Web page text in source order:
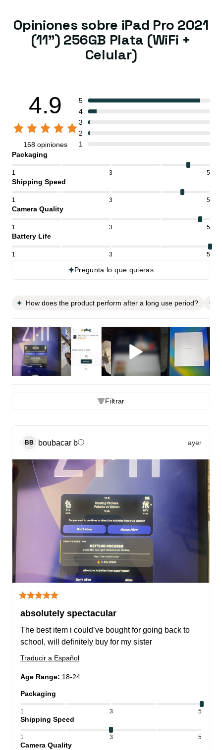
Opiniones sobre iPad Pro 2021
(11") 256GB Plata (WiFi +
Celular)
4.9
168 opiniones
5
4
3
2
1
Packaging
1 3 5
Shipping Speed
1 3 5
Camera Quality
1 3 5
Battery Life
1 3 5
Pregunta lo que quieras
How does the product perform after a long use period?
Filtrar
BB boubacar bⓘ ayer
absolutely spectacular
The best item i could’ve bought for going back to
school, will definitely buy for my sister
Traducir a Español
Age Range: 18-24
Packaging
1 3 5
Shipping Speed
1 3 5
Camera Quality